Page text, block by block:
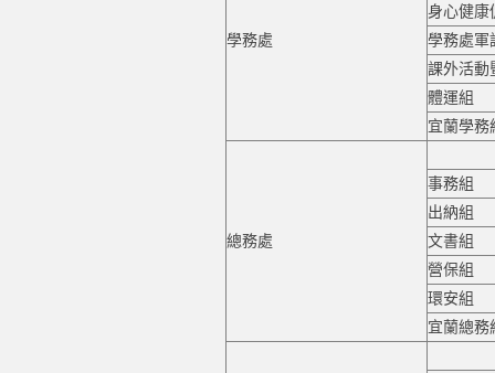
學務處
身心健康
學務處軍
課外活動
體運組
宜蘭學務
總務處
事務組
出納組
文書組
營保組
環安組
宜蘭總務